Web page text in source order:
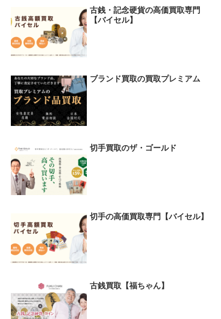
古銭・記念硬貨の高価買取専門
【バイセル】
ブランド買取の買取プレミアム
切手買取のザ・ゴールド
切手の高価買取専門【バイセル】
古銭買取【福ちゃん】